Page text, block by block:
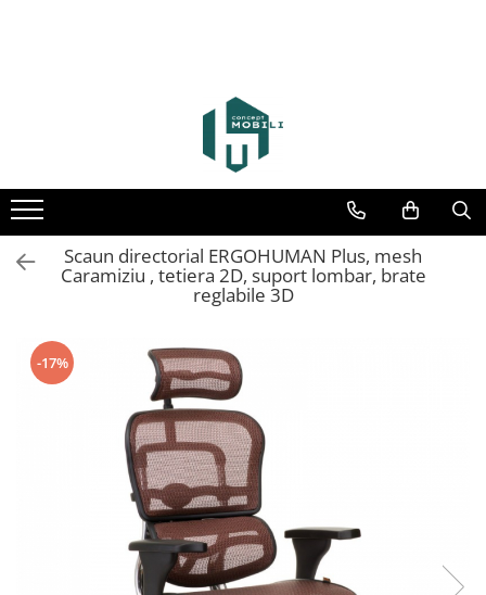
Scaun directorial ERGOHUMAN Plus, mesh
Caramiziu , tetiera 2D, suport lombar, brate
reglabile 3D
-17%